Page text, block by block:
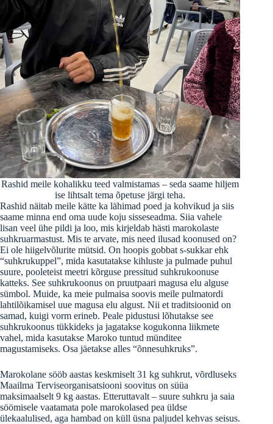
Rashid meile kohalikku teed valmistamas – seda saame hiljem
ise lihtsalt tema õpetuse järgi teha.
Rashid näitab meile kätte ka lähimad poed ja kohvikud ja siis
saame minna end oma uude koju sisseseadma. Siia vahele
lisan veel ühe pildi ja loo, mis kirjeldab hästi marokolaste
suhkruarmastust. Mis te arvate, mis need ilusad koonused on?
Ei ole hiigelvõlurite mütsid. On hoopis gobbat s-sukkar ehk
“suhkrukuppel”, mida kasutatakse kihluste ja pulmade puhul
suure, pooleteist meetri kõrguse pressitud suhkrukoonuse
katteks. See suhkrukoonus on pruutpaari magusa elu alguse
sümbol. Muide, ka meie pulmaisa soovis meile pulmatordi
lahtilõikamisel uue magusa elu algust. Nii et traditsioonid on
samad, kuigi vorm erineb. Peale pidustusi lõhutakse see
suhkrukoonus tükkideks ja jagatakse kogukonna liikmete
vahel, mida kasutakse Maroko tuntud münditee
magustamiseks. Osa jäetakse alles “õnnesuhkruks”.
Marokolane sööb aastas keskmiselt 31 kg suhkrut, võrdluseks
Maailma Terviseorganisatsiooni soovitus on süüa
maksimaalselt 9 kg aastas. Etteruttavalt – suure suhkru ja saia
söömisele vaatamata pole marokolased pea üldse
ülekaalulised, aga hambad on küll üsna paljudel kehvas seisus.